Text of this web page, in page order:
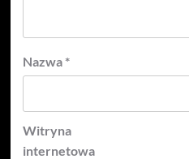
Nazwa *
Witryna
internetowa